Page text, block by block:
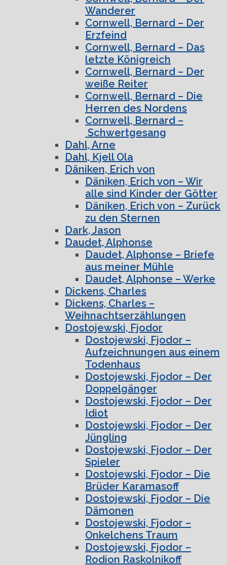
Wanderer
Cornwell, Bernard – Der
Erzfeind
Cornwell, Bernard – Das
letzte Königreich
Cornwell, Bernard – Der
weiße Reiter
Cornwell, Bernard – Die
Herren des Nordens
Cornwell, Bernard –
Schwertgesang
Dahl, Arne
Dahl, Kjell Ola
Däniken, Erich von
Däniken, Erich von – Wir
alle sind Kinder der Götter
Däniken, Erich von – Zurück
zu den Sternen
Dark, Jason
Daudet, Alphonse
Daudet, Alphonse – Briefe
aus meiner Mühle
Daudet, Alphonse – Werke
Dickens, Charles
Dickens, Charles –
Weihnachtserzählungen
Dostojewski, Fjodor
Dostojewski, Fjodor –
Aufzeichnungen aus einem
Todenhaus
Dostojewski, Fjodor – Der
Doppelgänger
Dostojewski, Fjodor – Der
Idiot
Dostojewski, Fjodor – Der
Jüngling
Dostojewski, Fjodor – Der
Spieler
Dostojewski, Fjodor – Die
Brüder Karamasoff
Dostojewski, Fjodor – Die
Dämonen
Dostojewski, Fjodor –
Onkelchens Traum
Dostojewski, Fjodor –
Rodion Raskolnikoff